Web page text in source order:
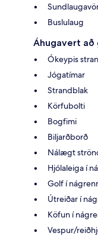
Buslulaug
Áhugavert að
Ókeypis
Jógatímar
Strandblak
Körfubolti
Bogfimi
Biljarðborð
Nálægt
Hjólaleiga í
Golf í
Útreiðar í
Köfun í
Vespur/